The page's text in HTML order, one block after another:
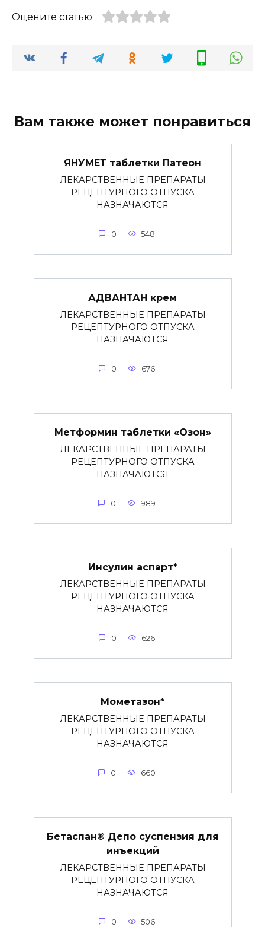
Оцените статью
Вам также может понравиться
ЯНУМЕТ таблетки Патеон
ЛЕКАРСТВЕННЫЕ ПРЕПАРАТЫ
РЕЦЕПТУРНОГО ОТПУСКА
НАЗНАЧАЮТСЯ
0 548
АДВАНТАН крем
ЛЕКАРСТВЕННЫЕ ПРЕПАРАТЫ
РЕЦЕПТУРНОГО ОТПУСКА
НАЗНАЧАЮТСЯ
0 676
Метформин таблетки «Озон»
ЛЕКАРСТВЕННЫЕ ПРЕПАРАТЫ
РЕЦЕПТУРНОГО ОТПУСКА
НАЗНАЧАЮТСЯ
0 989
Инсулин аспарт*
ЛЕКАРСТВЕННЫЕ ПРЕПАРАТЫ
РЕЦЕПТУРНОГО ОТПУСКА
НАЗНАЧАЮТСЯ
0 626
Мометазон*
ЛЕКАРСТВЕННЫЕ ПРЕПАРАТЫ
РЕЦЕПТУРНОГО ОТПУСКА
НАЗНАЧАЮТСЯ
0 660
Бетаспан® Депо суспензия для
инъекций
ЛЕКАРСТВЕННЫЕ ПРЕПАРАТЫ
РЕЦЕПТУРНОГО ОТПУСКА
НАЗНАЧАЮТСЯ
0 506